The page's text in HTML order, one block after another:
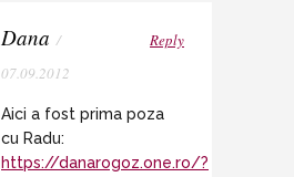
Dana /
07.09.2012
Reply
Aici a fost prima poza
cu Radu:
https://danarogoz.one.ro/?